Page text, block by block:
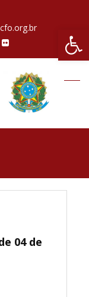
Flickr
04 de